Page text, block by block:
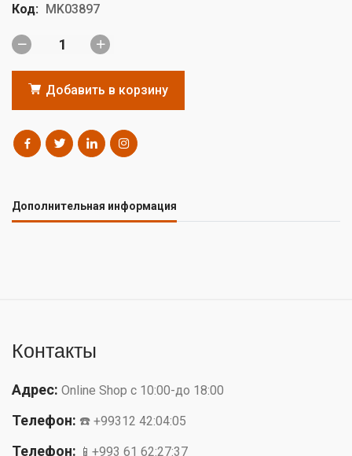
Код: MK03897
Добавить в корзину
Дополнительная информация
Контакты
Адрес: Online Shop с 10:00-до 18:00
Телефон: ☎️ +99312 42:04:05
Телефон: 📱+993 61 62:27:37